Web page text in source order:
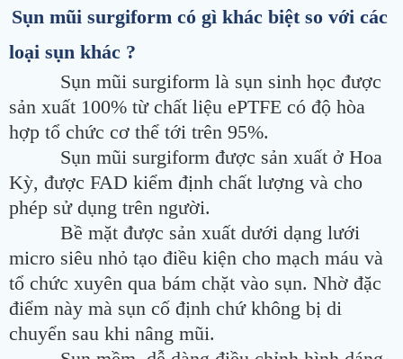
Sụn mũi surgiform có gì khác biệt so với các
loại sụn khác ?
Sụn mũi surgiform là sụn sinh học được
sản xuất 100% từ chất liệu ePTFE có độ hòa
hợp tổ chức cơ thể tới trên 95%.
Sụn mũi surgiform được sản xuất ở Hoa
Kỳ, được FAD kiểm định chất lượng và cho
phép sử dụng trên người.
Bề mặt được sản xuất dưới dạng lưới
micro siêu nhỏ tạo điều kiện cho mạch máu và
tổ chức xuyên qua bám chặt vào sụn. Nhờ đặc
điểm này mà sụn cố định chứ không bị di
chuyển sau khi nâng mũi.